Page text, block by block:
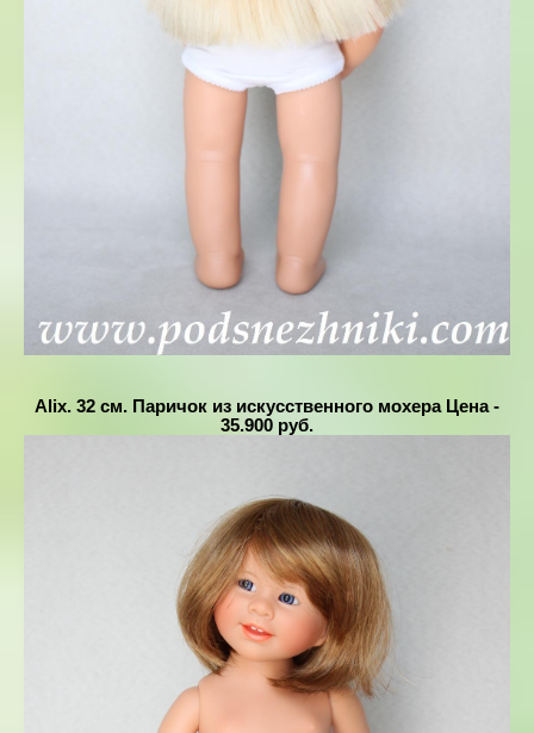
Alix. 32 см. Паричок из искусственного мохера Цена -
35.900 руб.